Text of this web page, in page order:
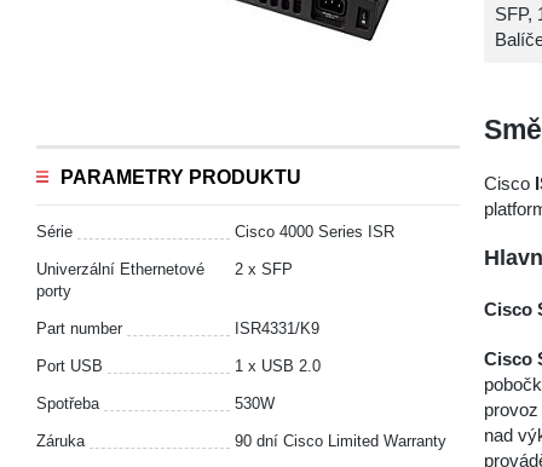
PARAMETRY PRODUKTU
Série Cisco 4000 Series ISR
Univerzální Ethernetové
porty
2 x SFP
Part number ISR4331/K9
Port USB 1 x USB 2.0
Spotřeba 530W
Záruka 90 dní Cisco Limited Warranty
SFP,
Cisco
Cisco
Cisco
nad